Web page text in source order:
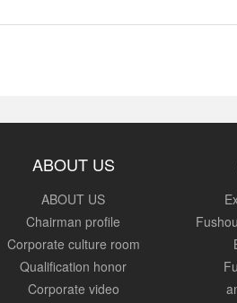
ABOUT US
ABOUT US
Chairman profile
Corporate culture room
Qualification honor
Corporate video